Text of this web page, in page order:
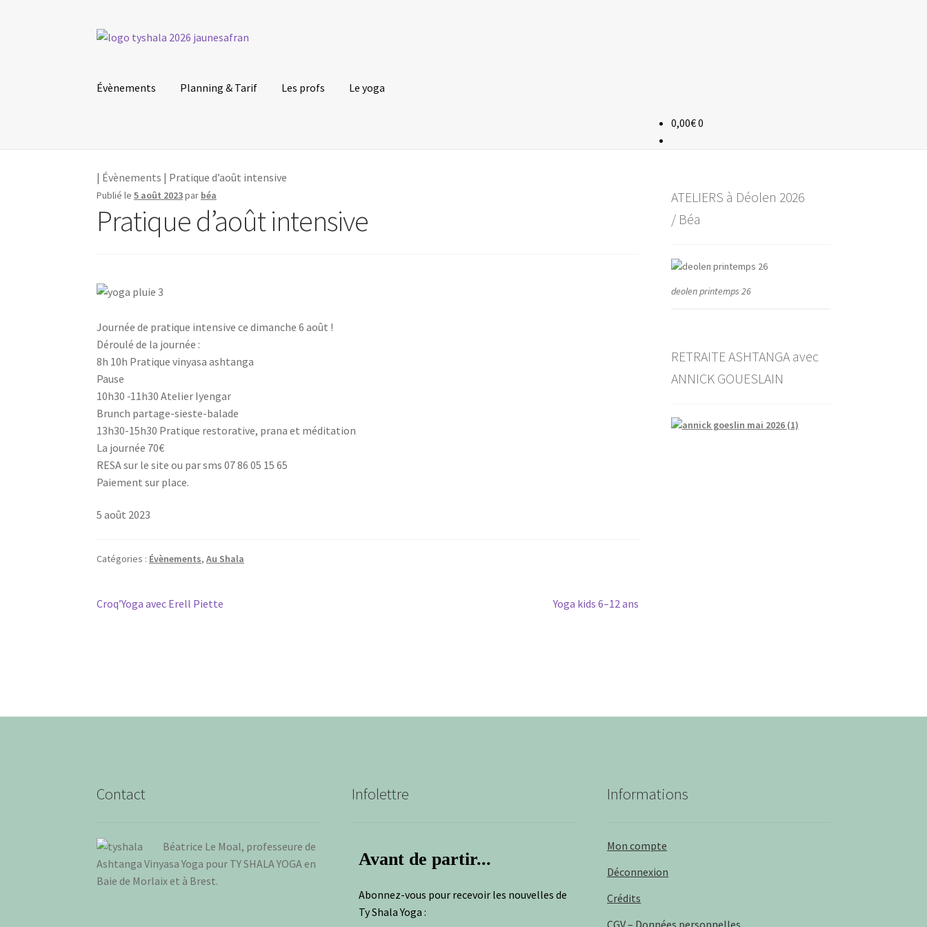
Aller
navigation
Aller
Évènements
Planning & Tarif Les profs Le yoga
0,00€0
| Évènements | Pratique d’août intensive
Publié le5 août 2023par béa
Pratique d’août intensive
Jour­née de pra­tique inten­sive ce dimanche 6 août !
Dérou­lé de la journée :
8h 10h Pra­tique vinya­sa ashtanga
Pause
10h30 ‑11h30 Ate­lier Iyengar
Brunch partage-sieste-balade
13h30-15h30 Pra­tique res­to­ra­tive, pra­na et méditation
La jour­née 70€
RESA sur le site ou par sms 07 86 05 15 65
Paie­ment sur place.
5 août 2023
Catégories : Évènements,Au Shala
Navigation
Article
Croq’Yoga avec Erell Piette
Article
Yoga kids 6–12 ans
ATELIERS à Déolen 2026
/ Béa
deolen printemps 26
RETRAITE ASHTANGA avec
ANNICK GOUESLAIN
Contact
Béa­trice Le Moal, pro­fes­seure de
Ash­tan­ga Vinya­sa Yoga pour TY SHALA YOGA en
Baie de Mor­laix et à Brest.
Infolettre
Avant de partir...
Abonnez-vous pour recevoir les nouvelles de
Ty Shala Yoga :
Informations
Mon compte
Déconnexion
Crédits